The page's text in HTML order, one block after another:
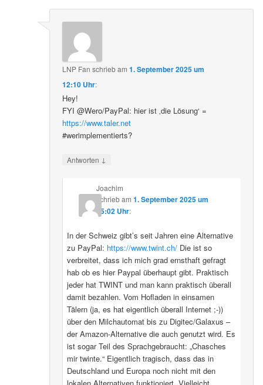
LNP Fan schriebam1. September 2025 um
12:10 Uhr:
Hey!
FYI @Wero/PayPal: hier ist ‚die Lösung‘ =
https://www.taler.net
#werimplementierts?
Antworten ↓
Joachim
schriebam 1. September 2025 um
15:02 Uhr:
In der Schweiz gibt’s seit Jahren eine Alternative
zu PayPal: https://www.twint.ch/Die ist so
verbreitet, dass ich mich grad ernsthaft gefragt
hab ob es hier Paypal überhaupt gibt. Praktisch
jeder hat TWINT und man kann praktisch überall
damit bezahlen. Vom Hofladen in einsamen
Tälern (ja, es hat eigentlich überall Internet ;-))
über den Milchautomat bis zu Digitec/Galaxus –
der Amazon-Alternative die auch genutzt wird. Es
ist sogar Teil des Sprachgebraucht: „Chasches
mir twinte.“ Eigentlich tragisch, dass das in
Deutschland und Europa noch nicht mit den